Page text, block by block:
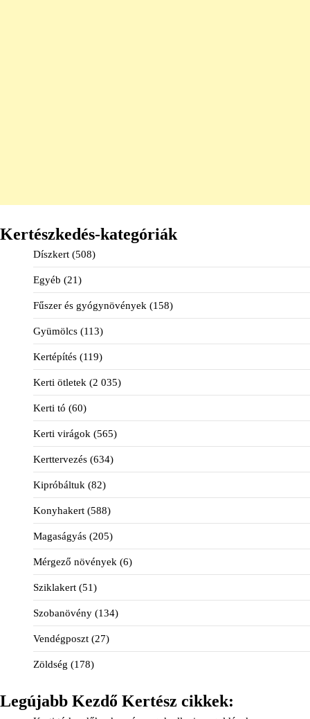
Kertészkedés-kategóriák
Díszkert (508)
Egyéb (21)
Fűszer és gyógynövények (158)
Gyümölcs (113)
Kertépítés (119)
Kerti ötletek (2 035)
Kerti tó (60)
Kerti virágok (565)
Kerttervezés (634)
Kipróbáltuk (82)
Konyhakert (588)
Magaságyás (205)
Mérgező növények (6)
Sziklakert (51)
Szobanövény (134)
Vendégposzt (27)
Zöldség (178)
Legújabb Kezdő Kertész cikkek: